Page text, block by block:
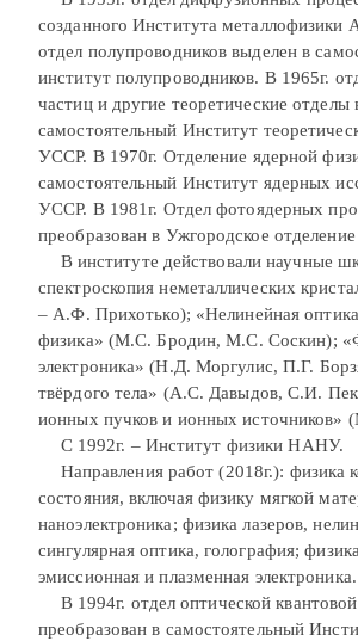
созданного Института
отдел полупроводников выделен в
институт полупроводников. В 1965г.
частиц и другие теоретические отделы
самостоятельный Институт
УССР. В 1970г. Отделение ядерной
самостоятельный Институт ядерных
УССР. В 1981г. Отдел фотоядерных
преобразован в Ужгородское
В институте действовали научные
спектроскопия неметаллических
– А.Ф. Прихотько); «Нелинейная оптика
физика» (М.С. Бродин, М.С. Соскин);
электроника» (Н.Д. Моргулис, П.Г.
твёрдого тела» (А.С. Давыдов, С.И.
ионных пучков и ионных источников»
С 1992г. – Институт физики НАНУ.
Направления работ (2018г.): физика
состояния, включая физику мягкой
наноэлектроника; физика лазеров,
сингулярная оптика, голография;
эмиссионная и плазменная электроника.
В 1994г. отдел оптической
преобразован в самостоятельный